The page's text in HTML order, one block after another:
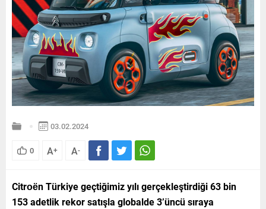
03.02.2024
0 A+ A-
Citroën Türkiye geçtiğimiz yılı gerçekleştirdiği 63 bin
153 adetlik rekor satışla globalde 3’üncü sıraya